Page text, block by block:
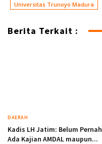
Universitas Trunoyo Madura
Berita Terkait :
DAERAH
Kadis LH Jatim: Belum Pernah
Ada Kajian AMDAL maupun...